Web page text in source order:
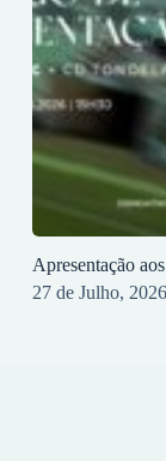
Apresentação
27 de Julho, 2026